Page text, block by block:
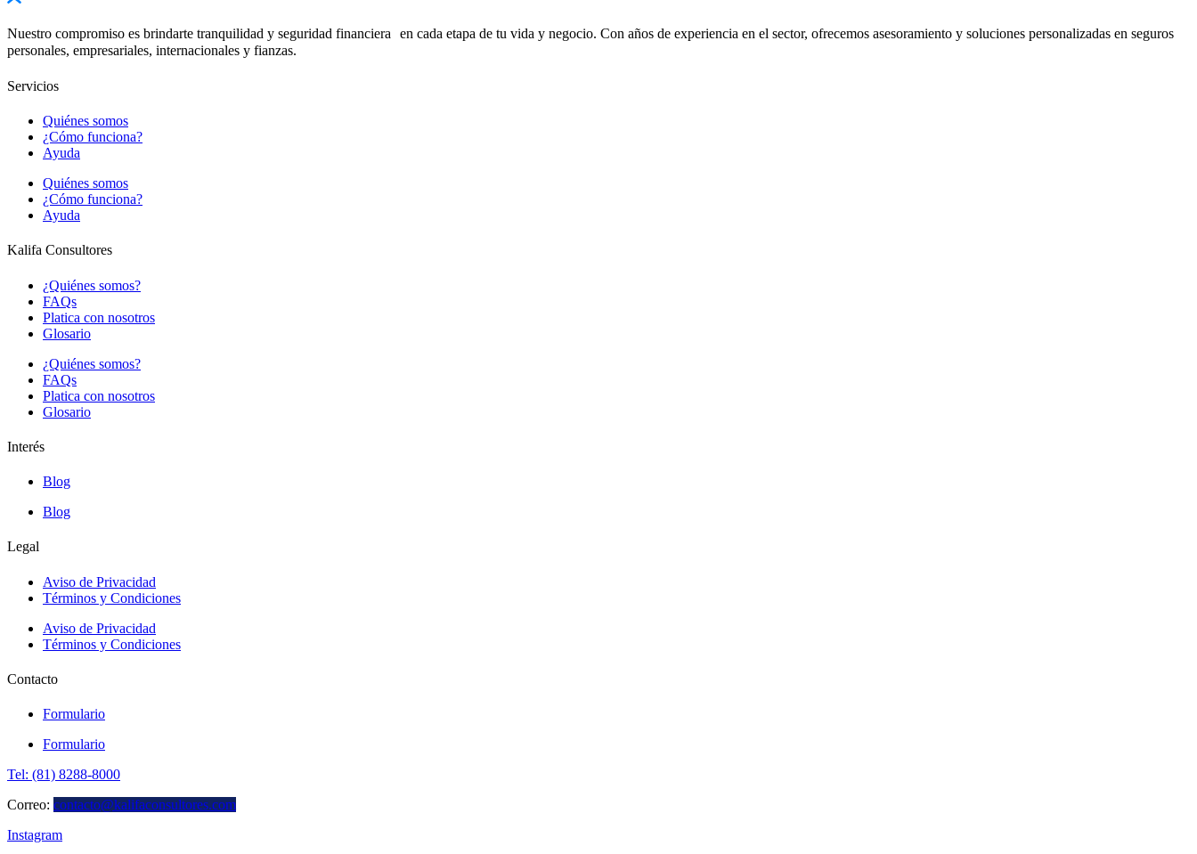
Nuestro compromiso es brindarte tranquilidad y seguridad financiera en cada etapa de tu vida y negocio. Con años de experiencia en el sector, ofrecemos asesoramiento y soluciones personalizadas en seguros
personales, empresariales, internacionales y fianzas.
Servicios
Quiénes somos
¿Cómo funciona?
Ayuda
Quiénes somos
¿Cómo funciona?
Ayuda
Kalifa Consultores
¿Quiénes somos?
FAQs
Platica con nosotros
Glosario
¿Quiénes somos?
FAQs
Platica con nosotros
Glosario
Interés
Blog
Blog
Legal
Aviso de Privacidad
Términos y Condiciones
Aviso de Privacidad
Términos y Condiciones
Contacto
Formulario
Formulario
Tel: (81) 8288-8000
Correo: contacto@kalifaconsultores.com
Instagram